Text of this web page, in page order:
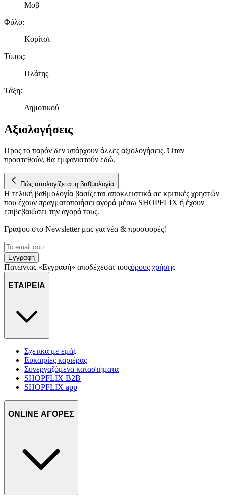
μας και την ανάπτυξη προϊόντων. Επίσης, κοινοποιούμε
τοποθεσίας μας στους συνεργάτες μέσων κοινωνικής
δικτύωσης, διαφημίσεων και ανάλυσης.
Μοβ
Φύλο:
Κορίτσι
Τύπος:
Πλάτης
Τάξη:
Δημοτικού
Αξιολογήσεις
Προς το παρόν δεν υπάρχουν άλλες αξιολογήσεις. Όταν
προστεθούν, θα εμφανιστούν εδώ.
Πώς υπολογίζεται η βαθμολογία
Η τελική βαθμολογία βασίζεται αποκλειστικά σε κριτικές χρηστών
που έχουν πραγματοποιήσει αγορά μέσω SHOPFLIX ή έχουν
επιβεβαιώσει την αγορά τους.
Γράψου στο Νewsletter μας για νέα & προσφορές!
Εγγραφή
Πατώντας «Εγγραφή» αποδέχεσαι τουςόρους χρήσης
ΕΤΑΙΡΕΙΑ
Σχετικά με εμάς
Ευκαιρίες καριέρας
Συνεργαζόμενα καταστήματα
SHOPFLIX B2B
SHOPFLIX app
ONLINE ΑΓΟΡΕΣ